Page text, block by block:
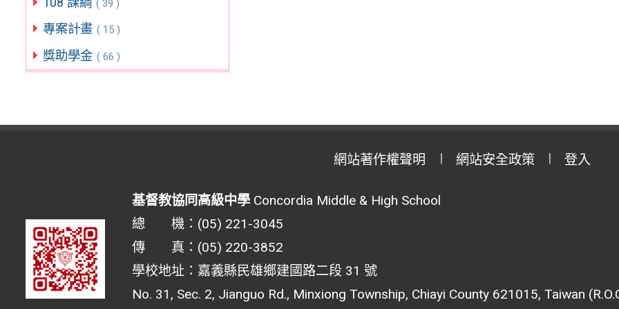
( 39 )
專案計畫 ( 15 )
獎助學金 ( 66 )
網站著作權聲明 網站安全政策 登入
基督教協同高級中學Concordia Middle & High School
總 機：(05) 221-3045
傳 真：(05) 220-3852
學校地址：嘉義縣民雄鄉建國路二段 31 號
No. 31, Sec. 2, Jianguo Rd., Minxiong Township, Chiayi County 621015, Taiwan